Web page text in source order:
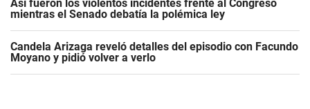
Así fueron los violentos incidentes frente al Congreso
mientras el Senado debatía la polémica ley
Candela Arizaga reveló detalles del episodio con Facundo
Moyano y pidió volver a verlo